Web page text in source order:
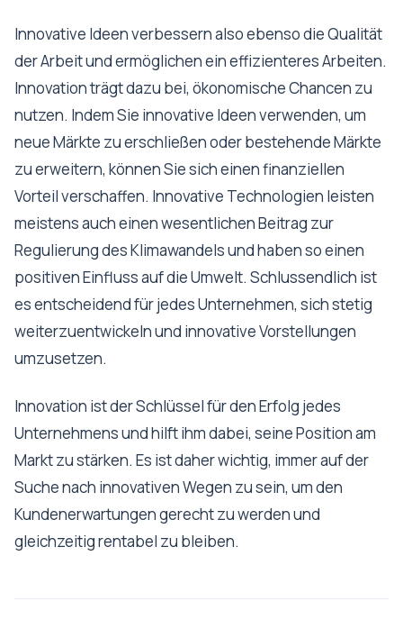
Innovative Ideen verbessern also ebenso die Qualität
der Arbeit und ermöglichen ein effizienteres Arbeiten.
Innovation trägt dazu bei, ökonomische Chancen zu
nutzen. Indem Sie innovative Ideen verwenden, um
neue Märkte zu erschließen oder bestehende Märkte
zu erweitern, können Sie sich einen finanziellen
Vorteil verschaffen. Innovative Technologien leisten
meistens auch einen wesentlichen Beitrag zur
Regulierung des Klimawandels und haben so einen
positiven Einfluss auf die Umwelt. Schlussendlich ist
es entscheidend für jedes Unternehmen, sich stetig
weiterzuentwickeln und innovative Vorstellungen
umzusetzen.
Innovation ist der Schlüssel für den Erfolg jedes
Unternehmens und hilft ihm dabei, seine Position am
Markt zu stärken. Es ist daher wichtig, immer auf der
Suche nach innovativen Wegen zu sein, um den
Kundenerwartungen gerecht zu werden und
gleichzeitig rentabel zu bleiben.